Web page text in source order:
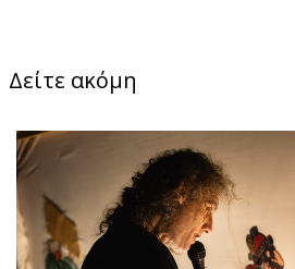
Δείτε ακόμη